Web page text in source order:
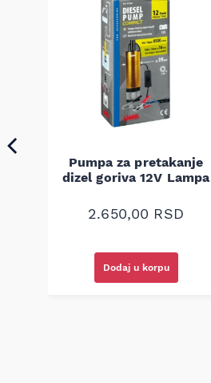
Pumpa za pretakanje
dizel goriva 12V Lampa
2.650,00 RSD
Dodaj u korpu